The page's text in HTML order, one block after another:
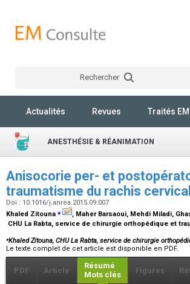
Rechercher
Actualités Revues Traités
ANESTHÉSIE & RÉANIMATION
Anisocorie per- et
traumatisme du rachis cervical
Doi : 10.1016/j.anrea.2015.09.007
Khaled Zitouna ⁎
, Maher Barsaoui, Mehdi Miladi,
CHU La Rabta, service de chirurgie orthopédique et
⁎Khaled Zitouna, CHU La Rabta, service de chirurgie
Le texte complet de cet article est disponible en PDF.
PDF Article
Résumé
Mots clés
Figures